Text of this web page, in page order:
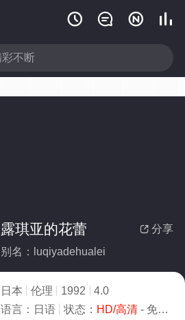
   
 分享
露琪亚的花蕾
别名：luqiyadehualei
日本 伦理 1992
4.0
语言： 日语 状态： HD/高清- 免费在线观看